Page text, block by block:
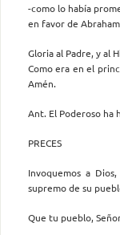
-como lo había
en favor de
Gloria al Padre, y al
Como era en el
Amén.
Ant. El Poderoso ha
PRECES
Invoquemos a
supremo de su
Que tu pueblo,